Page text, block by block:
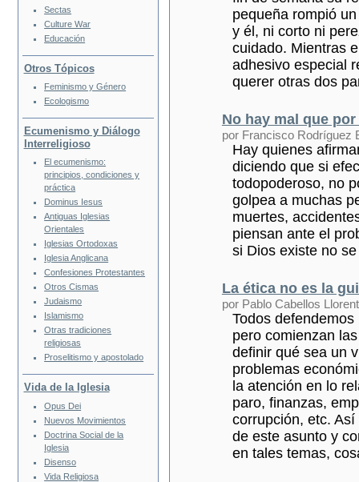
pequeña rompió
y él, ni corto ni
cuidado. Mientras
adhesivo especial
querer otras dos
No hay mal que
por Francisco Rodríguez
Hay quienes
diciendo que si
todopoderoso, no
golpea a muchas
muertes,
piensan ante el
si Dios existe no
La ética no es la
por Pablo Cabellos
Todos
pero comienzan
definir qué sea un
problemas
la atención en lo
paro, finanzas,
corrupción, etc.
de este asunto y
en tales temas,
Sectas
Culture War
Educación
Otros Tópicos
Feminismo y Género
Ecologismo
Ecumenismo y Diálogo
Interreligioso
El ecumenismo:
principios, condiciones y
práctica
Dominus Iesus
Antiguas Iglesias
Orientales
Iglesias Ortodoxas
Iglesia Anglicana
Confesiones Protestantes
Otros Cismas
Judaismo
Islamismo
Otras tradiciones
religiosas
Proselitismo y apostolado
Vida de la Iglesia
Opus Dei
Nuevos Movimientos
Doctrina Social de la
Iglesia
Disenso
Vida Religiosa